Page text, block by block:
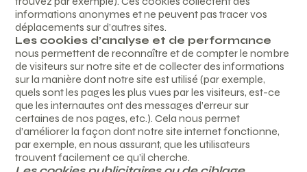
informations anonymes et ne peuvent pas tracer vos
déplacements sur d’autres sites.
Les cookies d’analyse et de performance
nous permettent de reconnaître et de compter le nombre
de visiteurs sur notre site et de collecter des informations
sur la manière dont notre site est utilisé (par exemple,
quels sont les pages les plus vues par les visiteurs, est-ce
que les internautes ont des messages d’erreur sur
certaines de nos pages, etc.). Cela nous permet
d’améliorer la façon dont notre site internet fonctionne,
par exemple, en nous assurant, que les utilisateurs
trouvent facilement ce qu’il cherche.